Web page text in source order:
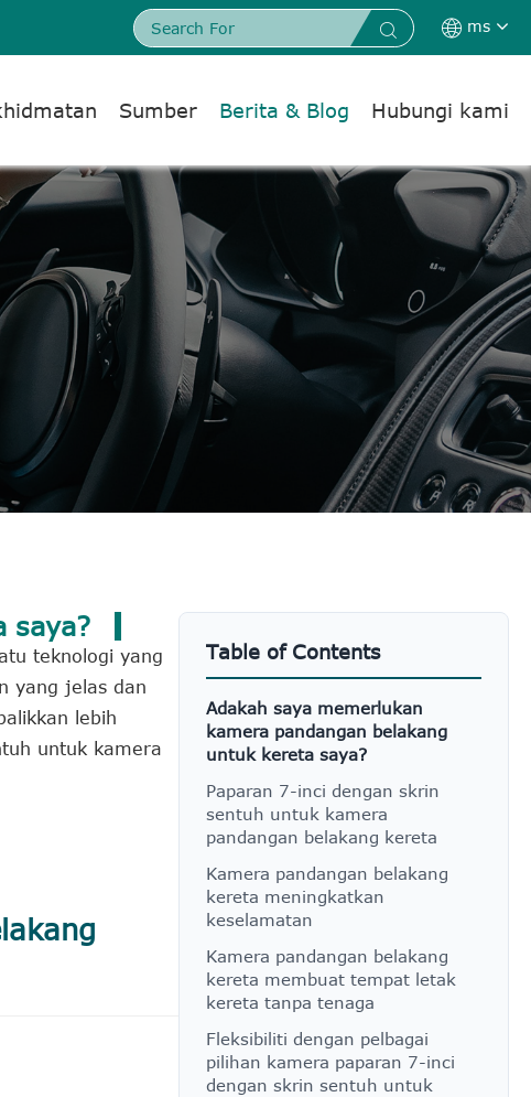
  ms
Sumber Berita & Blog Hubungi kami
saya?
teknologi yang
yang jelas dan
lebih
untuk kamera
Table of Contents
Adakah saya memerlukan
kamera pandangan belakang
untuk kereta saya?
Paparan 7-inci dengan skrin
sentuh untuk kamera
pandangan belakang kereta
Kamera pandangan belakang
kereta meningkatkan
keselamatan
Kamera pandangan belakang
kereta membuat tempat letak
kereta tanpa tenaga
Fleksibiliti dengan pelbagai
pilihan kamera paparan 7-inci
dengan skrin sentuh untuk